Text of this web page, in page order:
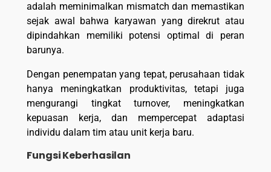
adalah meminimalkan mismatch dan memastikan
sejak awal bahwa karyawan yang direkrut atau
dipindahkan memiliki potensi optimal di peran
barunya.
Dengan penempatan yang tepat, perusahaan tidak
hanya meningkatkan produktivitas, tetapi juga
mengurangi tingkat turnover, meningkatkan
kepuasan kerja, dan mempercepat adaptasi
individu dalam tim atau unit kerja baru.
Fungsi Keberhasilan